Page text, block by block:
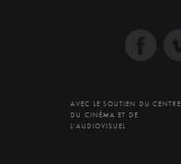
AVEC LE SOUTIEN DU CENTRE
DU CINÉMA ET DE
L'AUDIOVISUEL